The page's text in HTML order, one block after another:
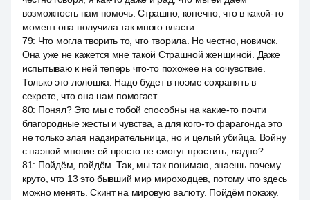
возможность нам помочь. Страшно, конечно, что в какой-то
момент она получила так много власти.
79: Что могла творить то, что творила. Но честно, новичок.
Она уже не кажется мне такой Страшной женщиной. Даже
испытываю к ней теперь что-то похожее на сочувствие.
Только это лолошка. Надо будет в поэме сохранять в
секрете, что она нам помогает.
80: Понял? Это мы с тобой способны на какие-то почти
благородные жесты и чувства, а для кого-то фарагонда это
не только злая надзирательница, но и целый убийца. Войну
с паэной многие ей просто не смогут простить, ладно?
81: Пойдём, пойдём. Так, мы так понимаю, знаешь почему
круто, что 13 это бывший мир мироходцев, потому что здесь
можно менять. Скинт на мировую валюту. Пойдём покажу.